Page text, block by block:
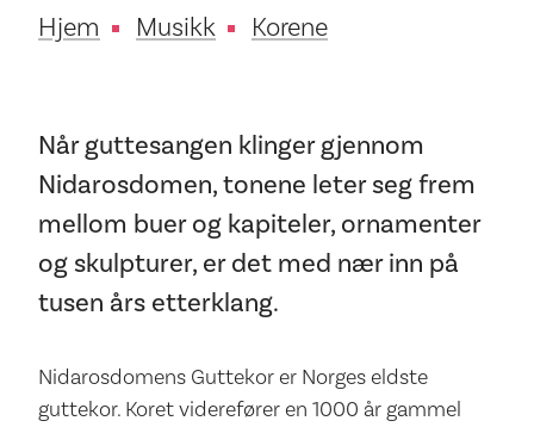
Hjem Musikk Korene
​Når guttesangen klinger gjennom
Nidarosdomen, tonene leter seg frem
mellom buer og kapiteler, ornamenter
og skulpturer, er det med nær inn på
tusen års etterklang.
Nidarosdomens Guttekor er Norges eldste
guttekor. Koret viderefører en 1000 år gammel